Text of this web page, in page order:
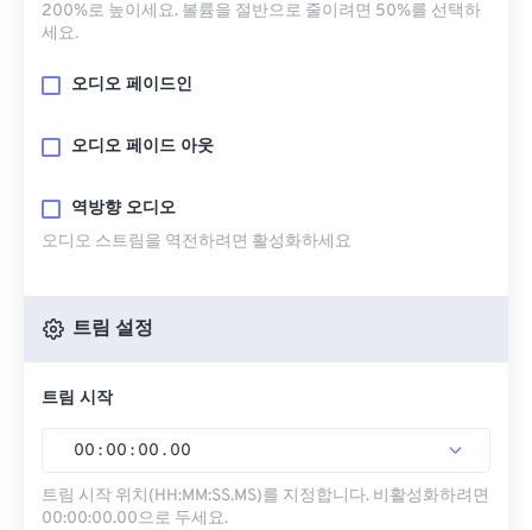
200%로 높이세요. 볼륨을 절반으로 줄이려면 50%를 선택하
세요.
오디오 페이드인
오디오 페이드 아웃
역방향 오디오
오디오 스트림을 역전하려면 활성화하세요
트림 설정
트림 시작
00 : 00 : 00 . 00
트림 시작 위치(HH:MM:SS.MS)를 지정합니다. 비활성화하려면
00:00:00.00으로 두세요.